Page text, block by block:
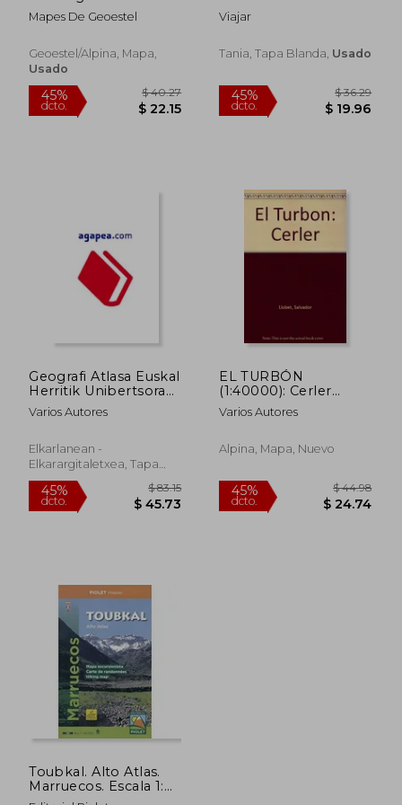
dcto.
45% $ 76.83
Natural (E-25. Mapas
guía excursionistas)
Mapes De Geoestel
Geoestel/Alpina, Mapa,
Usado
Viajar
Tania, Tapa Blanda, Usado
Geografi Atlasa Euskal
Herritik Unibertsora
(en Euskera)
Varios Autores
Elkarlanean -
Elkarargitaletxea, Tapa
Dura,Usado
EL TURBÓN
(1:40000): Cerler
(ALPINA)
Varios Autores
Alpina, Mapa, Nuevo
Toubkal. Alto Atlas.
Marruecos. Escala 1:
40. 000